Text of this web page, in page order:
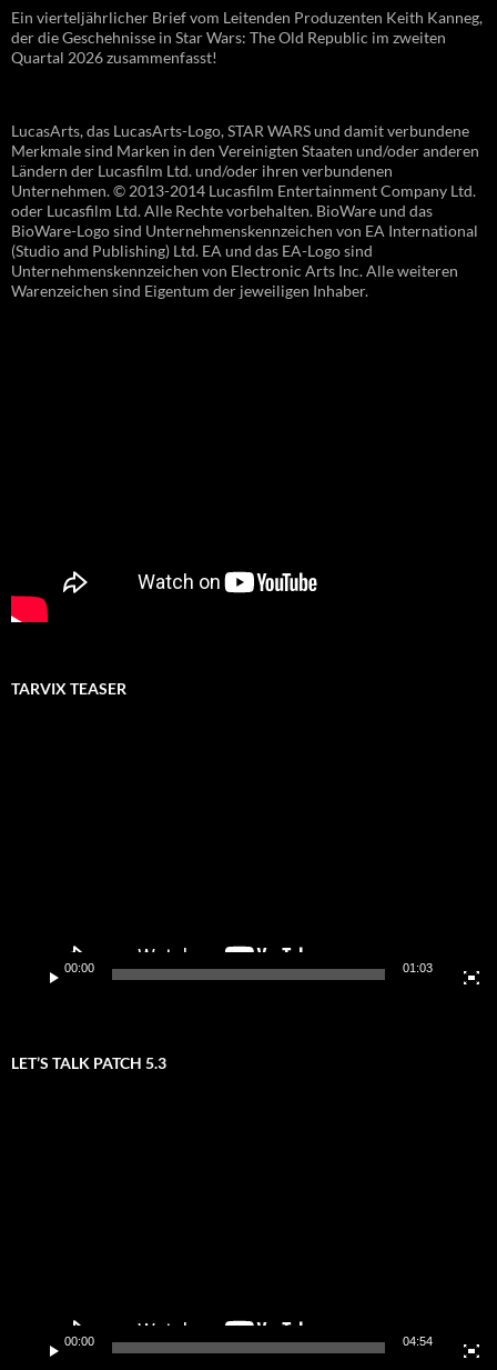
Ein vierteljährlicher Brief vom Leitenden Produzenten Keith Kanneg,
der die Geschehnisse in Star Wars: The Old Republic im zweiten
Quartal 2026 zusammenfasst!
LucasArts, das LucasArts-Logo, STAR WARS und damit verbundene
Merkmale sind Marken in den Vereinigten Staaten und/oder anderen
Ländern der Lucasfilm Ltd. und/oder ihren verbundenen
Unternehmen. © 2013-2014 Lucasfilm Entertainment Company Ltd.
oder Lucasfilm Ltd. Alle Rechte vorbehalten. BioWare und das
BioWare-Logo sind Unternehmenskennzeichen von EA International
(Studio and Publishing) Ltd. EA und das EA-Logo sind
Unternehmenskennzeichen von Electronic Arts Inc. Alle weiteren
Warenzeichen sind Eigentum der jeweiligen Inhaber.
TARVIX TEASER
00:00 01:03
LET’S TALK PATCH 5.3
00:00 04:54